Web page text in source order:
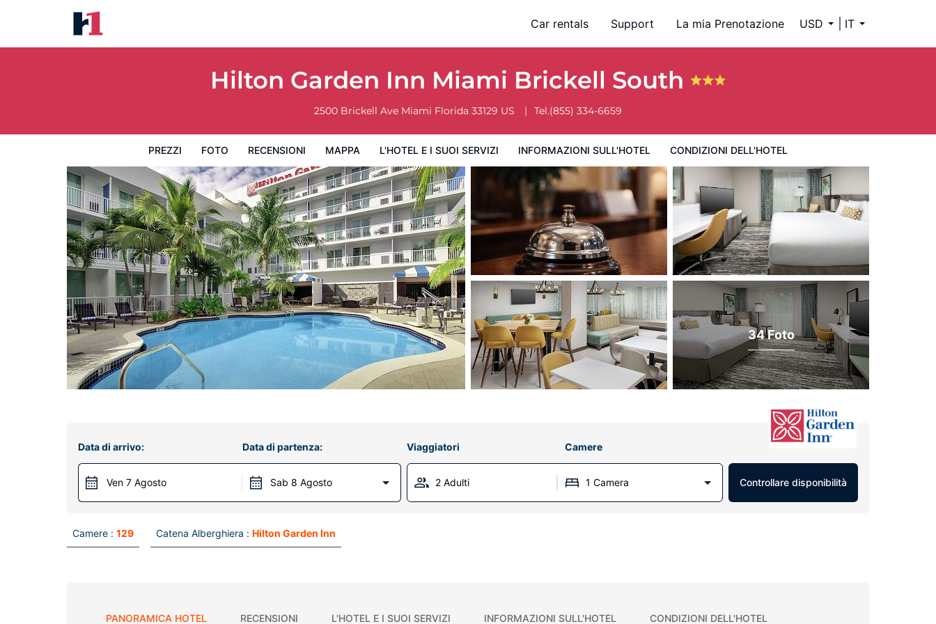
Car rentals Support La mia Prenotazione USD IT
Hilton Garden Inn Miami Brickell South
2500 Brickell Ave Miami Florida 33129 US Tel.(855) 334-6659
PREZZI FOTO RECENSIONI MAPPA L'HOTEL E I SUOI SERVIZI INFORMAZIONI SULL'HOTEL CONDIZIONI DELL'HOTEL
Hilton Garden Inn Miami Brickell South
Prezzi Condizioni dell'hotel
34 Foto
Data di arrivo:
Ven 7 Agosto
Data di partenza:
Sab 8 Agosto
Viaggiatori Camere
2 Adulti 1 Camera Controllare disponibilità
Camere : 129 Catena Alberghiera : Hilton Garden Inn
PANORAMICA HOTEL RECENSIONI L'HOTEL E I SUOI SERVIZI INFORMAZIONI SULL'HOTEL CONDIZIONI DELL'HOTEL